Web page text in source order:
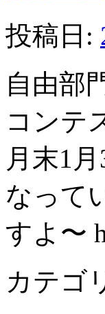
投稿日:
自由部
コンテ
月末1
なって
すよ〜
カテゴ